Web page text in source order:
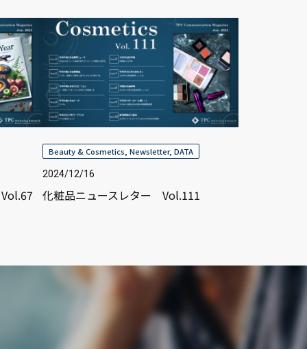
Beauty & Cosmetics Newsletter, DATA
2024/12/16
化粧品ニュースレター Vol.111